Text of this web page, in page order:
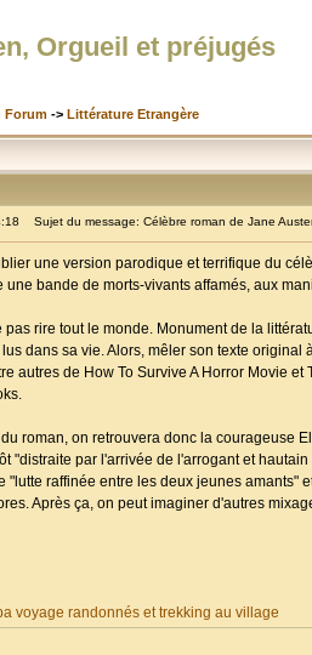
Orgueil et préjugés
Forum -> Littérature Etrangère
Sujet du message: Célèbre roman de Jane
une version parodique et terrifique du
une bande de morts-vivants affamés, aux
pas rire tout le monde. Monument de la
dans sa vie. Alors, mêler son texte
autres de How To Survive A Horror Movie
roman, on retrouvera donc la courageuse
"distraite par l'arrivée de l'arrogant et
"lutte raffinée entre les deux jeunes
Après ça, on peut imaginer d'autres
voyage randonnés et trekking au village